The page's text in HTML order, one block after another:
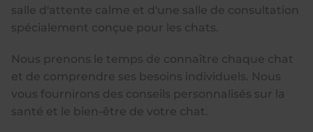
salle d'attente calme et d'une salle de consultation
spécialement conçue pour les chats.
Nous prenons le temps de connaître chaque chat
et de comprendre ses besoins individuels. Nous
vous fournirons des conseils personnalisés sur la
santé et le bien-être de votre chat.